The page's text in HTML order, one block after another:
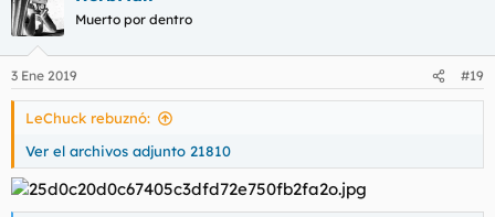
Muerto por dentro
3 Ene 2019 #19
LeChuck rebuznó:
Ver el archivos adjunto 21810